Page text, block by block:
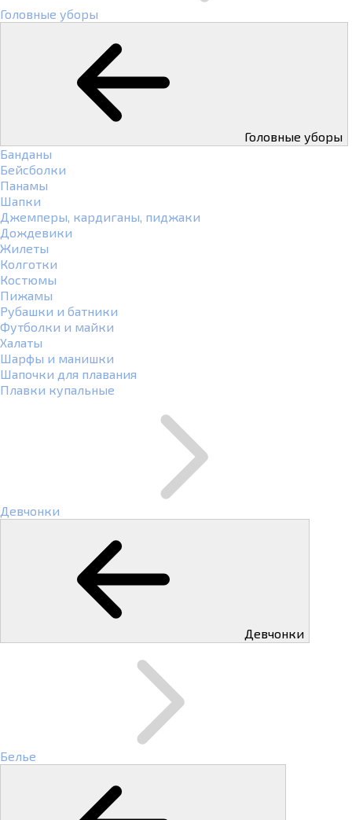
Головные уборы
Головные уборы
Банданы
Бейсболки
Панамы
Шапки
Джемперы, кардиганы, пиджаки
Дождевики
Жилеты
Колготки
Костюмы
Пижамы
Рубашки и батники
Футболки и майки
Халаты
Шарфы и манишки
Шапочки для плавания
Плавки купальные
Девчонки
Девчонки
Белье